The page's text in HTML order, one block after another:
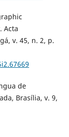
Acta
v. 45, n. 2, p.
de
Brasília, v. 9,